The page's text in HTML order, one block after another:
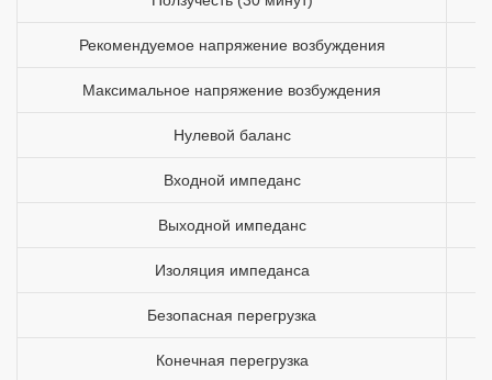
Рекомендуемое напряжение возбуждения
Максимальное напряжение возбуждения
Нулевой баланс
Входной импеданс
Выходной импеданс
Изоляция импеданса
Безопасная перегрузка
Конечная перегрузка